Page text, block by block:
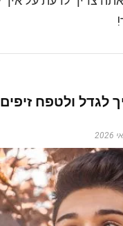
101: איך לגדל ולטפח זיפים